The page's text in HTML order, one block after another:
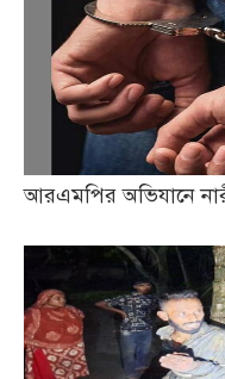
আরএমপির অভিযানে